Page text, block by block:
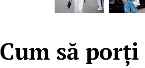
Cum să